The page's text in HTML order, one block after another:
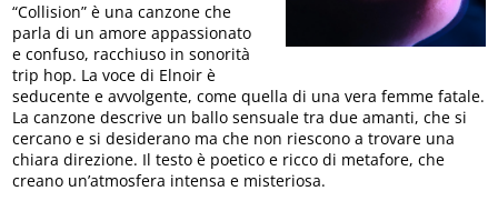
“Collision” è una canzone che
parla di un amore appassionato
e confuso, racchiuso in sonorità
trip hop. La voce di Elnoir è
seducente e avvolgente, come quella di una vera femme fatale.
La canzone descrive un ballo sensuale tra due amanti, che si
cercano e si desiderano ma che non riescono a trovare una
chiara direzione. Il testo è poetico e ricco di metafore, che
creano un’atmosfera intensa e misteriosa.